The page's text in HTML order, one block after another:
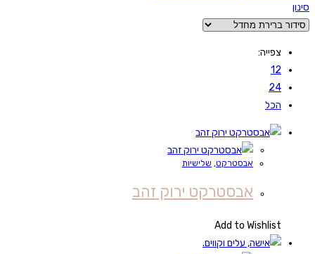
סינון
צפייה:
12
24
הכל
אבסטרקט, שלישיות
אבסטרקט ירוק זהב
Add to Wishlist